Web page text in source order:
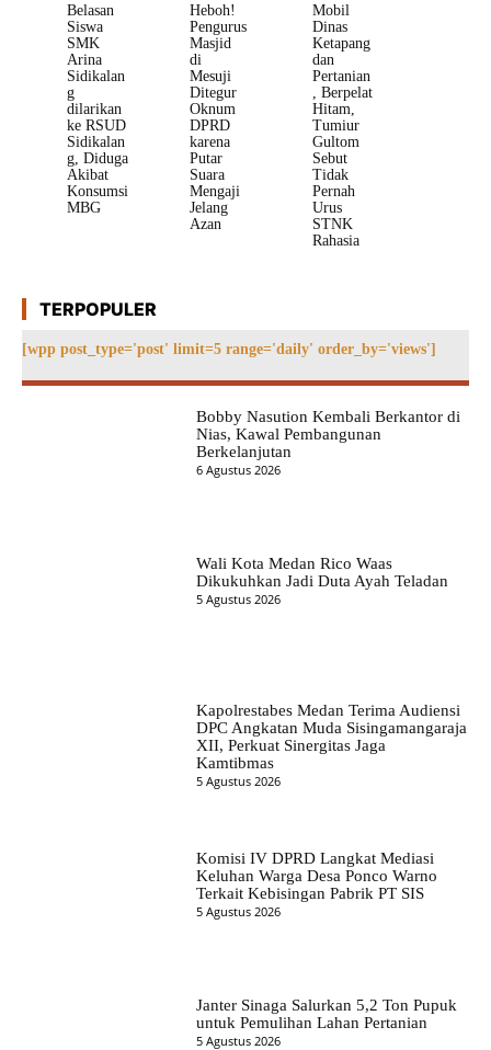
Belasan
Siswa
SMK
Arina
Sidikalan
g
dilarikan
ke RSUD
Sidikalan
g, Diduga
Akibat
Konsumsi
MBG
Heboh!
Pengurus
Masjid
di
Mesuji
Ditegur
Oknum
DPRD
karena
Putar
Suara
Mengaji
Jelang
Azan
Mobil
Dinas
Ketapang
dan
Pertanian
, Berpelat
Hitam,
Tumiur
Gultom
Sebut
Tidak
Pernah
Urus
STNK
Rahasia
TERPOPULER
[wpp post_type='post' limit=5 range='daily' order_by='views']
Bobby Nasution Kembali Berkantor di
Nias, Kawal Pembangunan
Berkelanjutan
6 Agustus 2026
Wali Kota Medan Rico Waas
Dikukuhkan Jadi Duta Ayah Teladan
5 Agustus 2026
Kapolrestabes Medan Terima Audiensi
DPC Angkatan Muda Sisingamangaraja
XII, Perkuat Sinergitas Jaga
Kamtibmas
5 Agustus 2026
Komisi IV DPRD Langkat Mediasi
Keluhan Warga Desa Ponco Warno
Terkait Kebisingan Pabrik PT SIS
5 Agustus 2026
Janter Sinaga Salurkan 5,2 Ton Pupuk
untuk Pemulihan Lahan Pertanian
5 Agustus 2026